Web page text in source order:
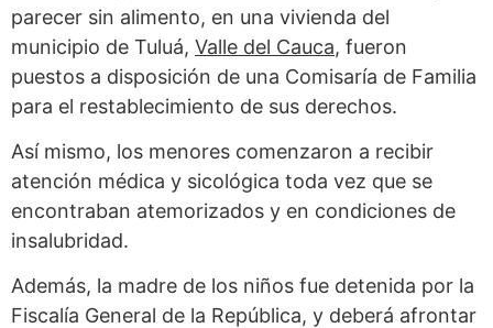
parecer sin alimento, en una vivienda del
municipio de Tuluá, Valle del Cauca, fueron
puestos a disposición de una Comisaría de Familia
para el restablecimiento de sus derechos.
Así mismo, los menores comenzaron a recibir
atención médica y sicológica toda vez que se
encontraban atemorizados y en condiciones de
insalubridad.
Además, la madre de los niños fue detenida por la
Fiscalía General de la República, y deberá afrontar